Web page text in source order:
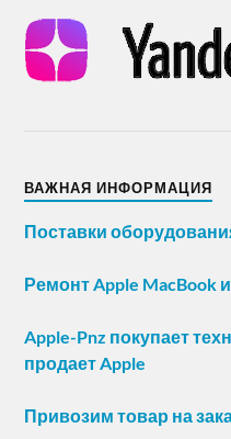
ВАЖНАЯ ИНФОРМАЦИЯ
Поставки
Ремонт Apple MacBook
Apple-Pnz покупает
продает Apple
Привозим товар на